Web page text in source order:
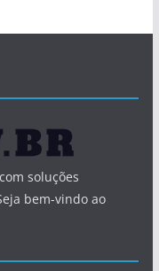
soluções
bem-vindo ao